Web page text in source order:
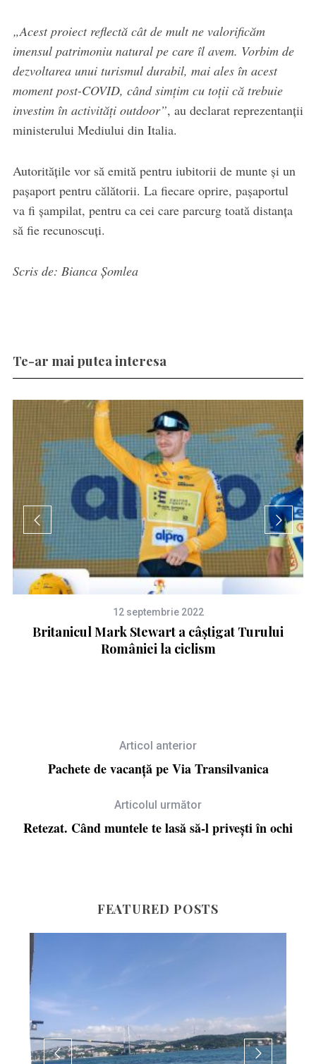
„Acest proiect reflectă cât de mult ne valorificăm
imensul patrimoniu natural pe care îl avem. Vorbim de
dezvoltarea unui turismul durabil, mai ales în acest
moment post-COVID, când simțim cu toții că trebuie
investim în activități outdoor”, au declarat reprezentanții
ministerului Mediului din Italia.
Autoritățile vor să emită pentru iubitorii de munte și un
pașaport pentru călătorii. La fiecare oprire, pașaportul
va fi șampilat, pentru ca cei care parcurg toată distanța
să fie recunoscuți.
Scris de: Bianca Șomlea
Te-ar mai putea interesa
12 septembrie 2022
Britanicul Mark Stewart a câştigat Turului
României la ciclism
Articol anterior
Pachete de vacanță pe Via Transilvanica
Articolul următor
Retezat. Când muntele te lasă să-l privești în ochi
FEATURED POSTS